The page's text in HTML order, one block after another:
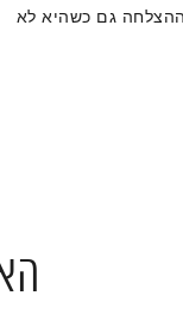
גם כשהיא לא